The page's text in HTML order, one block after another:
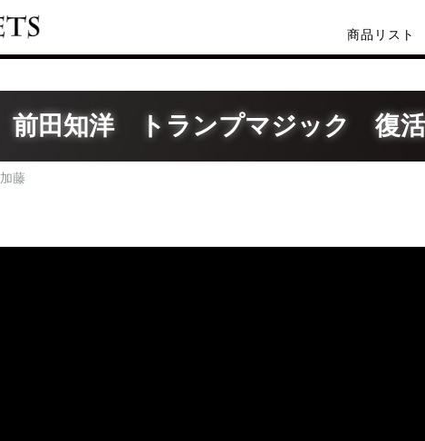
商品リスト
前田知洋 トランプマジック 復活
加藤